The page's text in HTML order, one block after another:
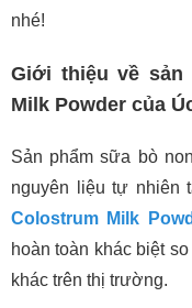
nhé!
Giới thiệu về sản
Milk Powder của
Sản phẩm sữa bò
nguyên liệu tự nhiên
Colostrum Milk
hoàn toàn khác biệt
khác trên thị trường.